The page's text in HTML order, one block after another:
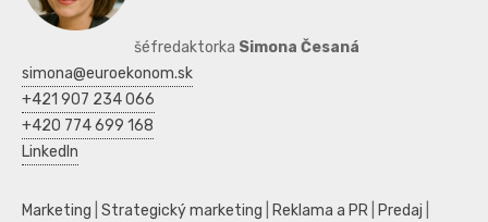
šéfredaktorka Simona Česaná
simona@euroekonom.sk
+421 907 234 066
+420 774 699 168
LinkedIn
Marketing Strategický marketing Reklama a PR Predaj